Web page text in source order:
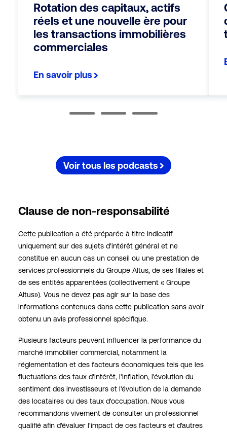
Rotation des capitaux, actifs
réels et une nouvelle ère pour
les transactions immobilières
commerciales
En savoir plus
Voir tous les podcasts
Clause de non-responsabilité
Cette publication a été préparée à titre indicatif
uniquement sur des sujets d'intérêt général et ne
constitue en aucun cas un conseil ou une prestation de
services professionnels du Groupe Altus, de ses filiales et
de ses entités apparentées (collectivement « Groupe
Altus»). Vous ne devez pas agir sur la base des
informations contenues dans cette publication sans avoir
obtenu un avis professionnel spécifique.
Plusieurs facteurs peuvent influencer la performance du
marché immobilier commercial, notamment la
réglementation et des facteurs économiques tels que les
fluctuations des taux d'intérêt, l'inflation, l'évolution du
sentiment des investisseurs et l'évolution de la demande
des locataires ou des taux d'occupation. Nous vous
recommandons vivement de consulter un professionnel
qualifié afin d'évaluer l'impact de ces facteurs et d'autres